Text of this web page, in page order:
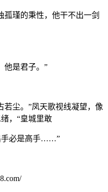
孤瑾的秉性，他干不出一剑
他是君子。”
若尘。”凤天歌视线凝望，像
，“皇城里敢
手必是高手……”